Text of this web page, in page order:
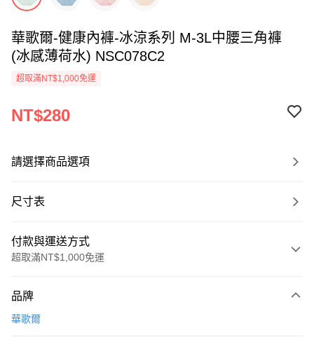
華歌爾-健康內褲-冰涼系列 M-3L中腰三角褲
(冰感薄荷水) NSC078C2
超取滿NT$1,000免運
NT$280
請選擇商品選項
尺寸表
付款與運送方式
超取滿NT$1,000免運
信用卡一次付款
品牌
華歌爾